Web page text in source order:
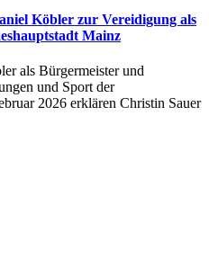
Köbler zur Vereidigung als
Mainz
als Bürgermeister und
und Sport der
2026 erklären Christin Sauer